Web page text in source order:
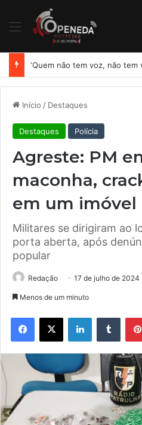
Menu
Início / Destaques
Destaques Polícia
Agreste: PM
maconha,
em um imóvel
Militares se dirigiram ao
porta aberta, após
popular
Redação 17 de julho de 2024
Menos de um minuto
Facebook
X Linkedin